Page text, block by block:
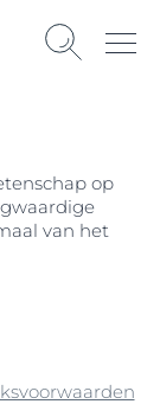
op
van het